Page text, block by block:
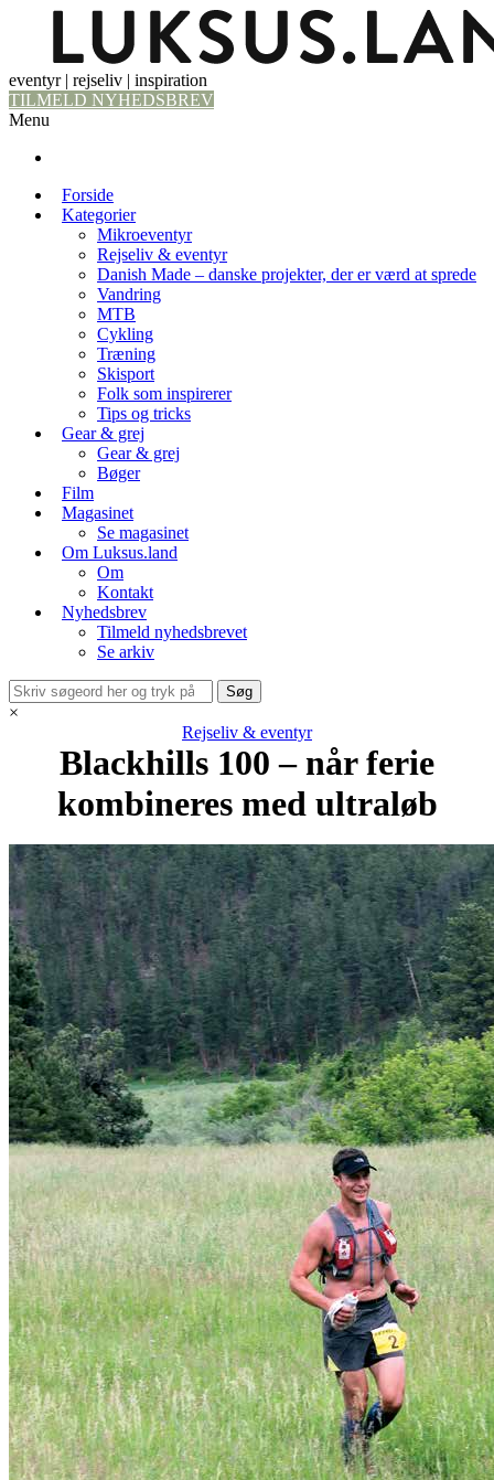
eventyr | rejseliv | inspiration
TILMELD NYHEDSBREV
Menu
Forside
Kategorier
Mikroeventyr
Rejseliv & eventyr
Danish Made – danske projekter, der er værd at sprede
Vandring
MTB
Cykling
Træning
Skisport
Folk som inspirerer
Tips og tricks
Gear & grej
Gear & grej
Bøger
Film
Magasinet
Se magasinet
Om Luksus.land
Om
Kontakt
Nyhedsbrev
Tilmeld nyhedsbrevet
Se arkiv
×
Rejseliv & eventyr
Blackhills 100 – når ferie
kombineres med ultraløb